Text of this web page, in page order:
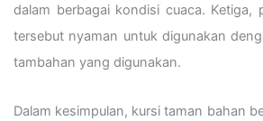
dalam berbagai kondisi cuaca. Ketiga,
tersebut nyaman untuk digunakan
tambahan yang digunakan.
Dalam kesimpulan, kursi taman bahan